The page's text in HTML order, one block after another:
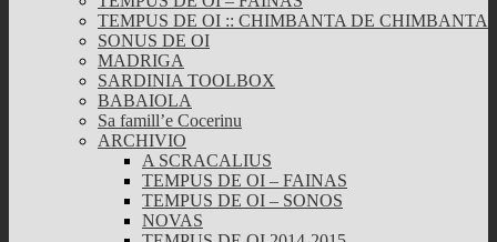
TEMPUS DE OI :: CHIMBANTA DE CHIMBANTA
SONUS DE OI
MADRIGA
SARDINIA TOOLBOX
BABAIOLA
Sa famill’e Cocerinu
ARCHIVIO
A SCRACALIUS
TEMPUS DE OI – FAINAS
TEMPUS DE OI – SONOS
NOVAS